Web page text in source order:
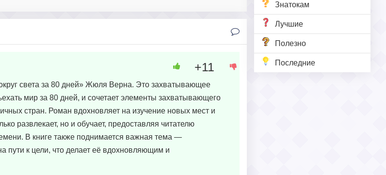
Знатокам
Лучшие
Полезно
Последние
света за 80 дней» Жюля Верна. Это захватывающее
мир за 80 дней, и сочетает элементы захватывающего
стран. Роман вдохновляет на изучение новых мест и
развлекает, но и обучает, предоставляя читателю
В книге также поднимается важная тема —
пути к цели, что делает её вдохновляющим и
+11